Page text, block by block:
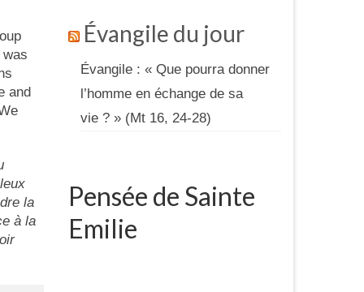
and
la
à la
Évangile du jour
Évangile : « Que pourra donner
l’homme en échange de sa
vie ? » (Mt 16, 24-28)
Pensée de Sainte
Emilie